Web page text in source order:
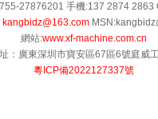
27876201 手機:137 2874 2863
kangbidz@163.com
網站:www.xf-machine.com.cn
：廣東深圳市寶安區67區6號庭威
粵ICP備2022127337號